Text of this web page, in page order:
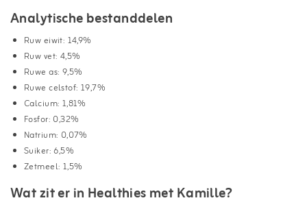
Analytische bestanddelen
Ruw eiwit: 14,9%
Ruw vet: 4,5%
Ruwe as: 9,5%
Ruwe celstof: 19,7%
Calcium: 1,81%
Fosfor: 0,32%
Natrium: 0,07%
Suiker: 6,5%
Zetmeel: 1,5%
Wat zit er in Healthies met Kamille?